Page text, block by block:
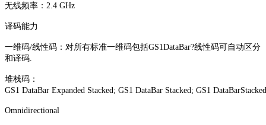
无线频率：2.4 GHz
译码能力
一维码/线性码：对所有标准一维码包括GS1DataBar?线性码可自动区分
和译码.
堆栈码：
GS1 DataBar Expanded Stacked; GS1 DataBar Stacked; GS1 DataBarStacked
Omnidirectional